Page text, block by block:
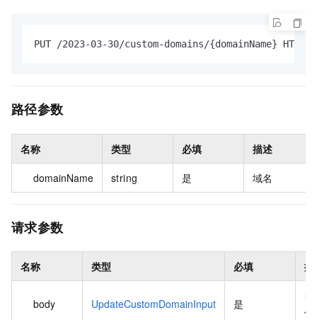
PUT /2023-03-30/custom-domains/{domainName} HTTP/
路径参数
名称 类型 必填 描述
domainName string 是 域名
请求参数
名称 类型 必填 描
body UpdateCustomDomainInput 是
信